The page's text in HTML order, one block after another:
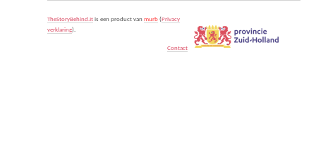
TheStoryBehind.It is een product vanmurb (Privacy
verklaring).
Contact